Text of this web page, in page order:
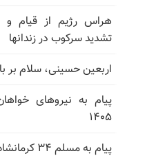
هراس رژیم از قیام و
تشدید سرکوب در زندانها
اربعین حسینی، سلام بر
۱۴۰۵
پیام به مسلم ۳۴ کرمانشاه